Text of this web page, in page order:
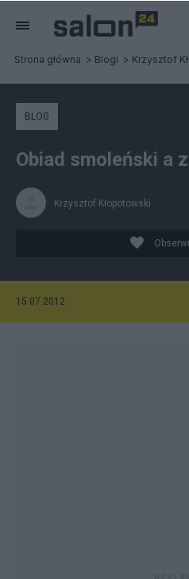
Strona główna Blogi Krzysztof
BLOG
Obiad smoleński a
Krzysztof Kłopotowski
15.07.2012